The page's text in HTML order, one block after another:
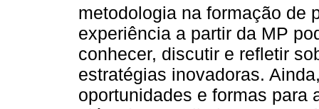
metodologia na formação de
experiência a partir da MP
conhecer, discutir e refletir
estratégias inovadoras.
oportunidades e formas para